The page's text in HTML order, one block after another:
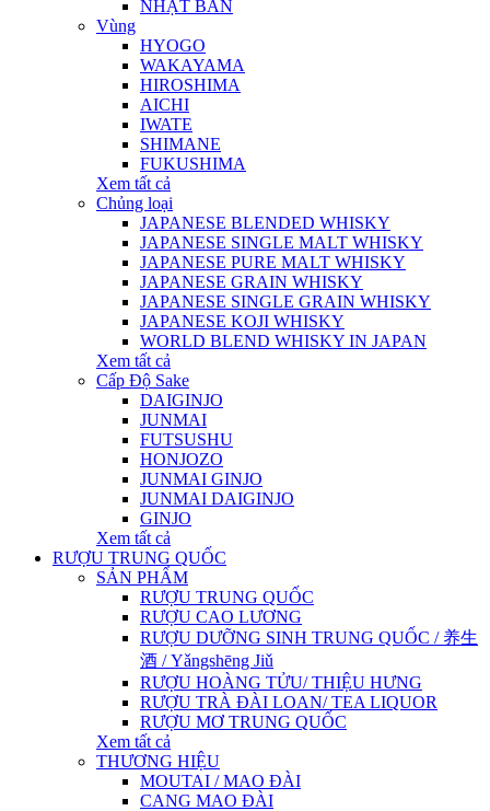
NHẬT BẢN
Vùng
HYOGO
WAKAYAMA
HIROSHIMA
AICHI
IWATE
SHIMANE
FUKUSHIMA
Xem tất cả
Chủng loại
JAPANESE BLENDED WHISKY
JAPANESE SINGLE MALT WHISKY
JAPANESE PURE MALT WHISKY
JAPANESE GRAIN WHISKY
JAPANESE SINGLE GRAIN WHISKY
JAPANESE KOJI WHISKY
WORLD BLEND WHISKY IN JAPAN
Xem tất cả
Cấp Độ Sake
DAIGINJO
JUNMAI
FUTSUSHU
HONJOZO
JUNMAI GINJO
JUNMAI DAIGINJO
GINJO
Xem tất cả
RƯỢU TRUNG QUỐC
SẢN PHẨM
RƯỢU TRUNG QUỐC
RƯỢU CAO LƯƠNG
RƯỢU DƯỠNG SINH TRUNG QUỐC / 养生
酒 / Yǎngshēng Jiǔ
RƯỢU HOÀNG TỬU/ THIỆU HƯNG
RƯỢU TRÀ ĐÀI LOAN/ TEA LIQUOR
RƯỢU MƠ TRUNG QUỐC
Xem tất cả
THƯƠNG HIỆU
MOUTAI / MAO ĐÀI
CANG MAO ĐÀI